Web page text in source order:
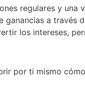
regulares y una
a través
los intereses,
por ti mismo